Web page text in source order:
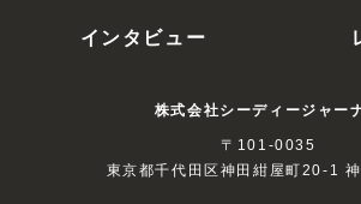
インタビュー
株式会社シーディージャー
〒101-0035
東京都千代田区神田紺屋町20-1